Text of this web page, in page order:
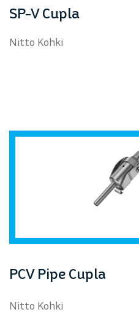
Nitto Kohki
SP-V Cupla
Nitto Kohki
PCV Pipe Cupla